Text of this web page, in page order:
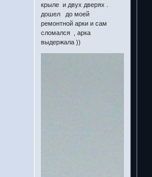
крыле и двух дверях .
дошел до моей
ремонтной арки и сам
сломался , арка
выдержала ))